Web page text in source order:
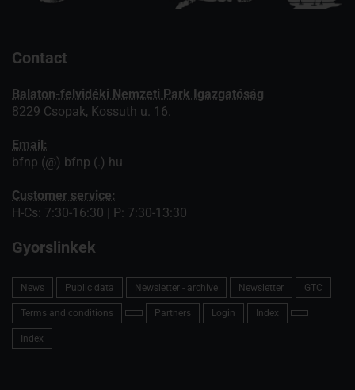
Contact
Balaton-felvidéki Nemzeti Park Igazgatóság
8229 Csopak, Kossuth u. 16.
Email:
bfnp (@) bfnp (.) hu
Customer service:
H-Cs: 7:30-16:30 | P: 7:30-13:30
Gyorslinkek
News Public data Newsletter - archive Newsletter GTC
Terms and conditions Partners Login Index
Index